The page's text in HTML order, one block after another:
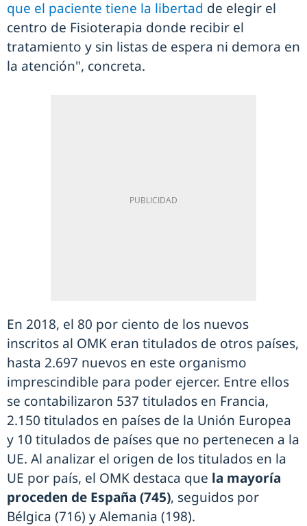
que el paciente tiene la libertad de elegir el
centro de Fisioterapia donde recibir el
tratamiento y sin listas de espera ni demora en
la atención", concreta.
En 2018, el 80 por ciento de los nuevos
inscritos al OMK eran titulados de otros países,
hasta 2.697 nuevos en este organismo
imprescindible para poder ejercer. Entre ellos
se contabilizaron 537 titulados en Francia,
2.150 titulados en países de la Unión Europea
y 10 titulados de países que no pertenecen a la
UE. Al analizar el origen de los titulados en la
UE por país, el OMK destaca que la mayoría
proceden de España (745), seguidos por
Bélgica (716) y Alemania (198).